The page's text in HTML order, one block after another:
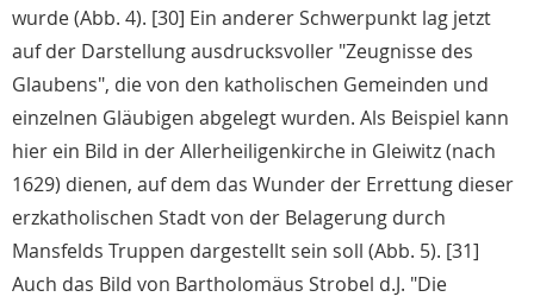
wurde (Abb. 4). [30] Ein anderer Schwerpunkt lag jetzt
auf der Darstellung ausdrucksvoller "Zeugnisse des
Glaubens", die von den katholischen Gemeinden und
einzelnen Gläubigen abgelegt wurden. Als Beispiel kann
hier ein Bild in der Allerheiligenkirche in Gleiwitz (nach
1629) dienen, auf dem das Wunder der Errettung dieser
erzkatholischen Stadt von der Belagerung durch
Mansfelds Truppen dargestellt sein soll (Abb. 5). [31]
Auch das Bild von Bartholomäus Strobel d.J. "Die